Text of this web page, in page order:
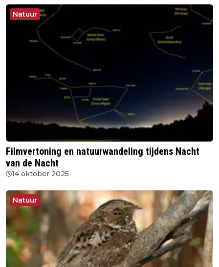
Natuur
Filmvertoning en natuurwandeling tijdens Nacht
van de Nacht
14 oktober 2025
Natuur